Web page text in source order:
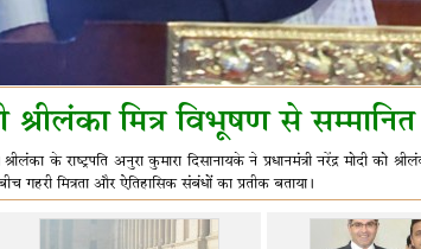
श्रीलंका मित्र विभूषण से सम्मानित
के राष्ट्रपति अनुरा कुमारा दिसानायके ने प्रधानमंत्री नरेंद्र मोदी को
गहरी मित्रता और ऐतिहासिक संबंधों का प्रतीक बताया।